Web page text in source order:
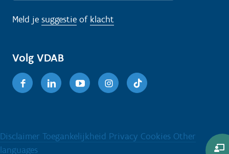
Meld je suggestie of klacht
Volg VDAB
FacebookLinkedinYoutubeInstagram
Disclaimer Toegankelijkheid Privacy Cookies Other
languages